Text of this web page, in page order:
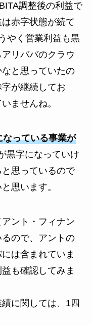
調整後の利益で
赤字状態が続て
やく営業利益も黒
リババのクラウ
と思っていたの
が継続してお
ませんね。
なっている事業が
黒字になっていけ
思っているので
思います。
ント・フィナン
ので、アントの
は含まれていま
も確認してみま
績に関しては、1四